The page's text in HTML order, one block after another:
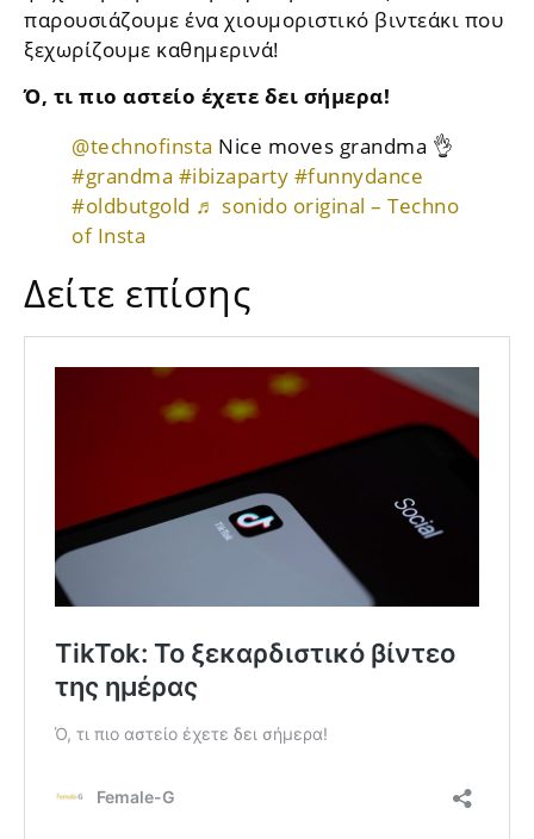
παρουσιάζουμε ένα χιουμοριστικό βιντεάκι που
ξεχωρίζουμε καθημερινά!
Ό, τι πιο αστείο έχετε δει σήμερα!
@technofinsta Nice moves grandma 👌
#grandma #ibizaparty #funnydance
#oldbutgold ♬ sonido original – Techno
of Insta
Δείτε επίσης